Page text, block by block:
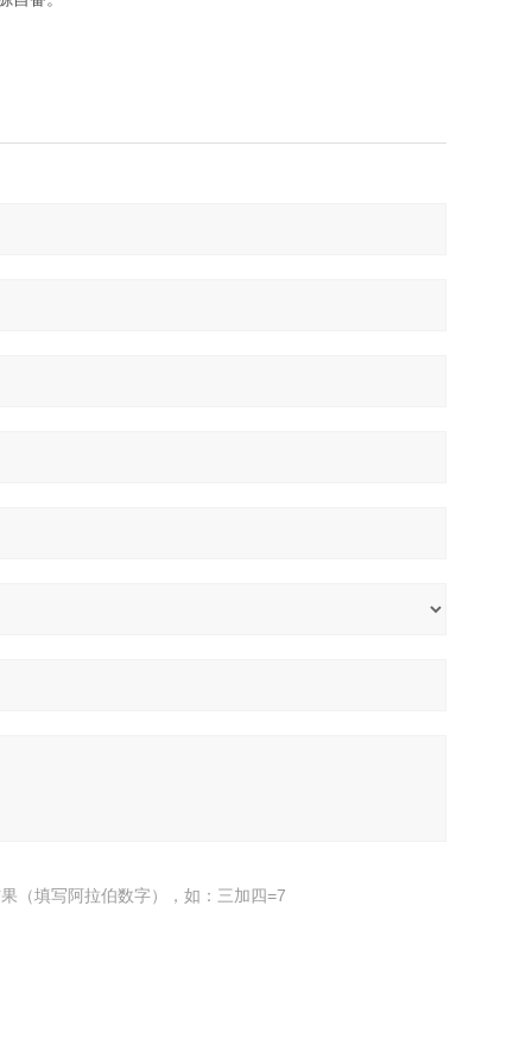
（填写阿拉伯数字），如：三加四=7